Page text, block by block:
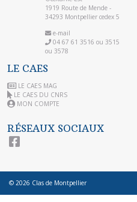
1919 Route de Mende -
34293 Montpellier cedex 5
e-mail
04 67 61 3516 ou 3515
ou 3578
LE CAES
LE CAES MAG
LE CAES DU CNRS
MON COMPTE
RÉSEAUX SOCIAUX
© 2026 Clas de Montpellier